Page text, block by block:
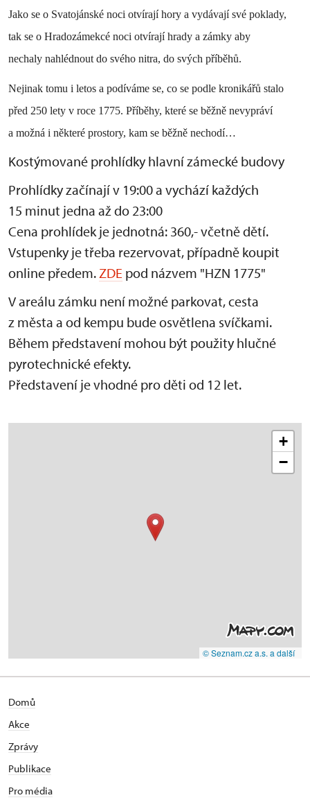
Jako se o Svatojánské noci otvírají hory a vydávají své poklady,
tak se o Hradozámekcé noci otvírají hrady a zámky aby
nechaly nahlédnout do svého nitra, do svých příběhů.
Nejinak tomu i letos a podíváme se, co se podle kronikářů stalo
před 250 lety v roce 1775. Příběhy, které se běžně nevypráví
a možná i některé prostory, kam se běžně nechodí…
Kostýmované prohlídky hlavní zámecké budovy
Prohlídky začínají v 19:00 a vychází každých
15 minut jedna až do 23:00
Cena prohlídek je jednotná: 360,- včetně dětí.
Vstupenky je třeba rezervovat, případně koupit
online předem.ZDE pod názvem "HZN 1775"
V areálu zámku není možné parkovat, cesta
z města a od kempu bude osvětlena svíčkami.
Během představení mohou být použity hlučné
pyrotechnické efekty.
Představení je vhodné pro děti od 12 let.
+
−
© Seznam.cz a.s. a další
Domů
Akce
Zprávy
Publikace
Pro média